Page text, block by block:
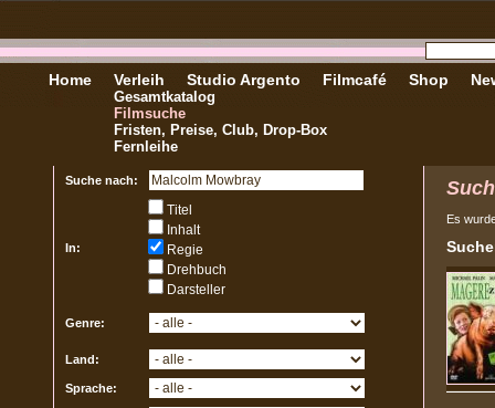
Home Verleih
Gesamtkatalog
Filmsuche
Fristen, Preise, Club, Drop-Box
Fernleihe
Studio Argento Filmcafé Shop
Suche nach:
In:
Titel
Inhalt
Regie
Drehbuch
Darsteller
Genre:
Land:
Sprache:
Es